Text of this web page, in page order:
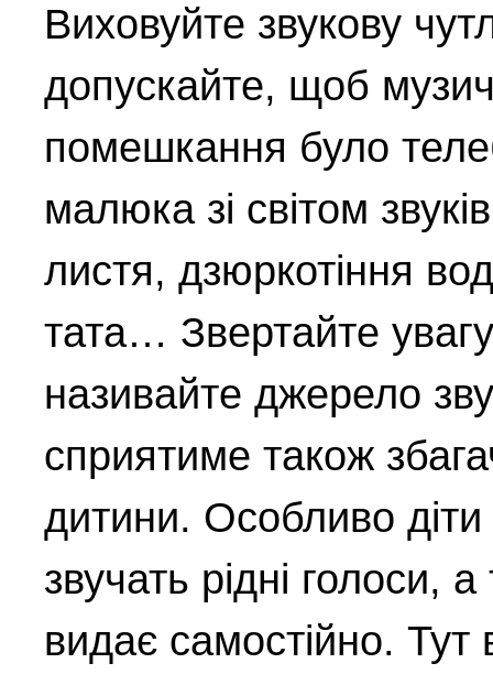
Виховуйте звукову
допускайте, щоб
помешкання було
малюка зі світом
листя, дзюркотіння
тата… Звертайте
називайте джерело
сприятиме також
дитини. Особливо
звучать рідні голоси,
видає самостійно. Тут